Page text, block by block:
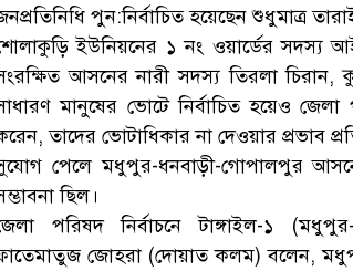
পুন:নির্বাচিত হয়েছেন শুধুমাত্র
ইউনিয়নের ১ নং ওয়ার্ডের সদস্য
আসনের নারী সদস্য তিরলা চিরান,
মানুষের ভোটে নির্বাচিত হয়েও জেলা
তাদের ভোটাধিকার না দেওয়ার প্রভাব
পেলে মধুপুর-ধনবাড়ী-গোপালপুর
ছিল।
পরিষদ নির্বাচনে টাঙ্গাইল-১ (মধুপুর-
জোহরা (দোয়াত কলম) বলেন,